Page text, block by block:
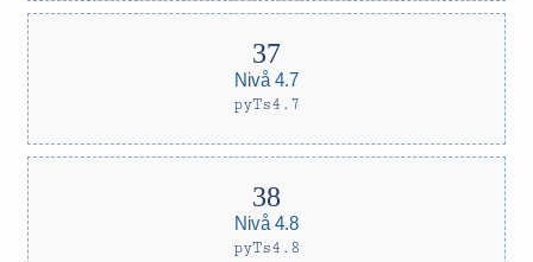
Nivå 4.7
pyTs4.7
Nivå 4.8
pyTs4.8